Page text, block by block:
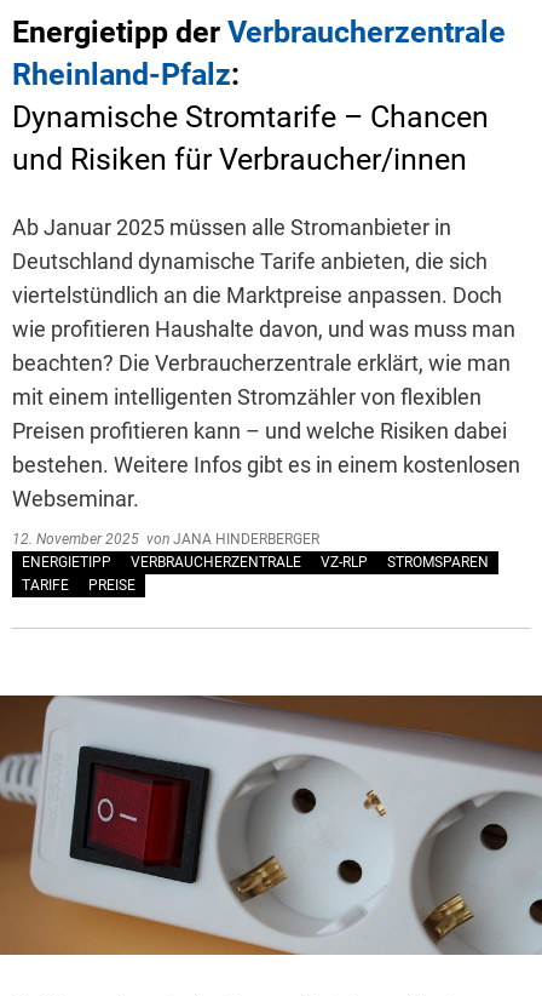
Energietipp der Verbraucherzentrale
Rheinland-Pfalz:
Dynamische Stromtarife – Chancen
und Risiken für Verbraucher/innen
Ab Januar 2025 müssen alle Stromanbieter in
Deutschland dynamische Tarife anbieten, die sich
viertelstündlich an die Marktpreise anpassen. Doch
wie profitieren Haushalte davon, und was muss man
beachten? Die Verbraucherzentrale erklärt, wie man
mit einem intelligenten Stromzähler von flexiblen
Preisen profitieren kann – und welche Risiken dabei
bestehen. Weitere Infos gibt es in einem kostenlosen
Webseminar.
12. November 2025 von JANA HINDERBERGER
ENERGIETIPP
VERBRAUCHERZENTRALE VZ-RLP
STROMSPAREN
TARIFE
PREISE